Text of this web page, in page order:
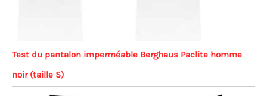
Test du pantalon imperméable Berghaus Paclite homme
noir (taille S)